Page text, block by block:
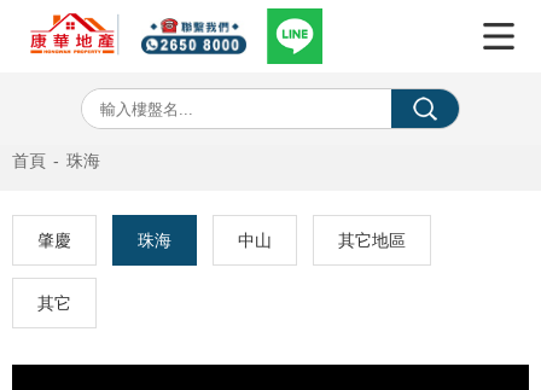
首頁 - 珠海
肇慶 珠海 中山 其它地區
其它